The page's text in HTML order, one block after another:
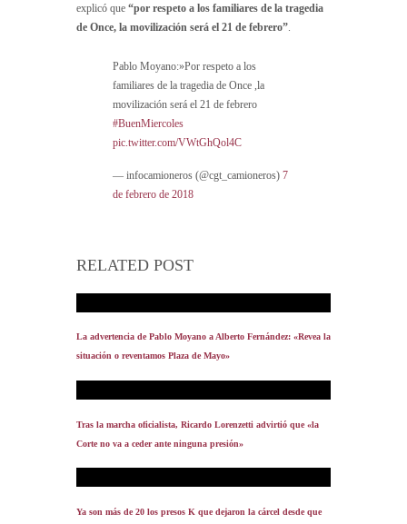
explicó que “por respeto a los familiares de la tragedia
de Once, la movilización será el 21 de febrero”
Pablo Moyano:»Por respeto a los
familiares de la tragedia de Once ,la
movilización será el 21 de febrero
#BuenMiercoles
pic.twitter.com/VWtGhQol4C
— infocamioneros (@cgt_camioneros) 7
de febrero de 2018
RELATED POST
La advertencia de Pablo Moyano a Alberto Fernández: «Revea la
situación o reventamos Plaza de Mayo»
Tras la marcha oficialista, Ricardo Lorenzetti advirtió que «la
Corte no va a ceder ante ninguna presión»
Ya son más de 20 los presos K que dejaron la cárcel desde que